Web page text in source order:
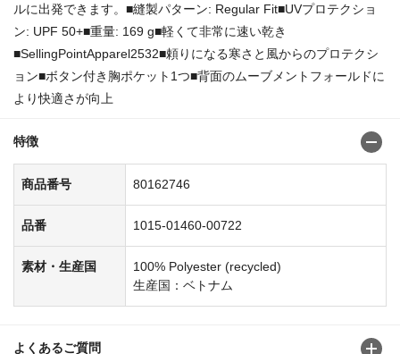
ルに出発できます。■縫製パターン: Regular Fit■UVプロテクショ
ン: UPF 50+■重量: 169 g■軽くて非常に速い乾き
■SellingPointApparel2532■頼りになる寒さと風からのプロテクシ
ョン■ボタン付き胸ポケット1つ■背面のムーブメントフォールドに
より快適さが向上
特徴
商品番号 80162746
品番 1015-01460-00722
素材・生産国
100% Polyester (recycled)
生産国：ベトナム
よくあるご質問